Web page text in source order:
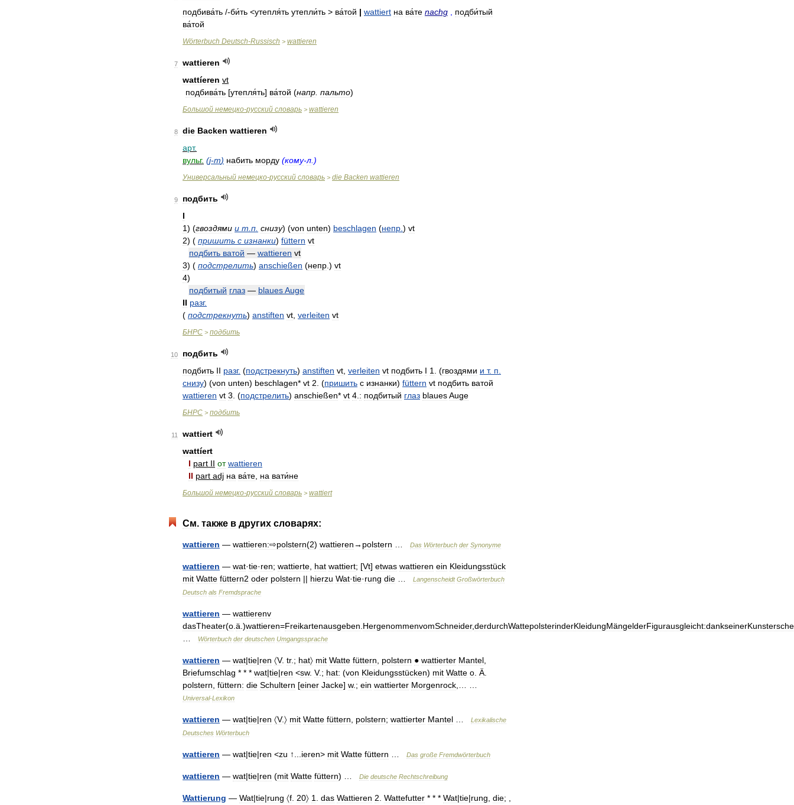
подбива́ть /-би́ть <утепля́ть утепли́ть > ва́той | wattiert на ва́те nachg
подби́тый
ва́той
Wörterbuch Deutsch-Russisch > wattieren
7
wattieren
wattíeren vt
подбива́ть [утепля́ть] ва́той (напр пальто)
Большой немецко-русский словарь > wattieren
8 die Backen wattieren
арт.
вульг. (j-m) набить морду (кому-л .)
Универсальный немецко-русский словарь > die Backen wattieren
9
подбить
I
1) (гвоздями и т п снизу) (von unten) beschlagen (непр ) vt
2) ( пришить с изнанки) füttern vt
подбить ватой — wattieren vt
3) ( подстрелить) anschießen (непр .) vt
4)
подбитый глаз — blauesAuge
II разг.
( подстрекнуть) anstiften vt verleiten vt
БНРС > подбить
10
подбить
подбить II разг. (подстрекнуть) anstiften vt verleiten vt подбить I 1 . (гвоздями и т. п
снизу) (von unten) beschlagen* vt 2 . (пришить с изнанки) füttern vt подбить ватой
wattieren vt 3 . (подстрелить) anschießen* vt 4 : подбитый глаз blauesAuge
БНРС > подбить
11
wattiert
wattíert
I part II от wattieren
II part adj на ва́те на вати́не
Большой немецко-русский словарь > wattiert
См. также в других словарях:
wattieren — wattieren:⇨polstern(2) wattieren→ polstern Das Wörterbuch der Synonyme
wattieren — wat·tie·ren; wattierte hat wattiert; [Vt] etwas wattieren ein Kleidungsstück
mit Watte füttern2 oder polstern || hierzu Wat·tie·rung die Langenscheidt Großwörterbuch
Deutsch als Fremdsprache
wattieren — wattierenv
dasTheater(o ä .)wattieren=Freikartenausgeben HergenommenvomSchneider,
Wörterbuch der deutschen Umgangssprache
wattieren — wat|tie|ren 〈V. tr.; hat〉 mit Watte füttern polstern ● wattierter Mantel
Briefumschlag * * * wat|tie|ren <sw. V.; hat: (von Kleidungsstücken) mit Watte o Ä
polstern füttern: die Schultern [einer Jacke] w.; ein wattierter Morgenrock
Universal-Lexikon
wattieren — wat|tie|ren 〈V.〉 mit Watte füttern polstern; wattierter Mantel
Lexikalische
Deutsches Wörterbuch
wattieren — wat|tie|ren <zu ↑... ieren> mit Watte füttern Das große Fremdwörterbuch
wattieren — wat|tie|ren (mit Watte füttern) … Die deutsche Rechtschreibung
Wattierung — Wat|tie|rung 〈f 20〉 1 das Wattieren 2 Wattefutter * * * Wat|tie|rung die; ,